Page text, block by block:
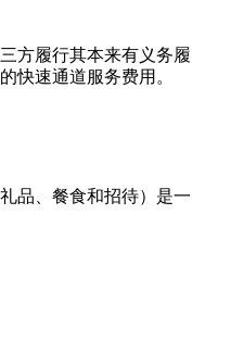
方履行其本来有义务履
速通道服务费用。
品、餐食和招待）是一